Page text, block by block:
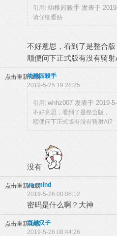
引用: 幼稚园殺手 发表于
请仔细看贴
不好意思，看到了是整合版
顺便问下正式版有没有骑射
点击重新加载幼稚园殺手
2019-5-25 19:28:25
引用: whhz007 发表于 2019-
不好意思，看到了是整合版，
顺便问下正式版有没有骑射AI?
没有
点击重新加载
ya_mind
2019-5-26 00:06:12
密码是什么啊？大神
点击重新加载
百越汉子
2019-5-26 08:44:26